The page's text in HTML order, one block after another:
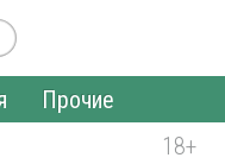
Прочие